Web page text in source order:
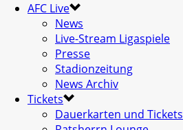
AFC Live
News
Live-Stream Ligaspiele
Presse
Stadionzeitung
News Archiv
Tickets
Dauerkarten und Tickets